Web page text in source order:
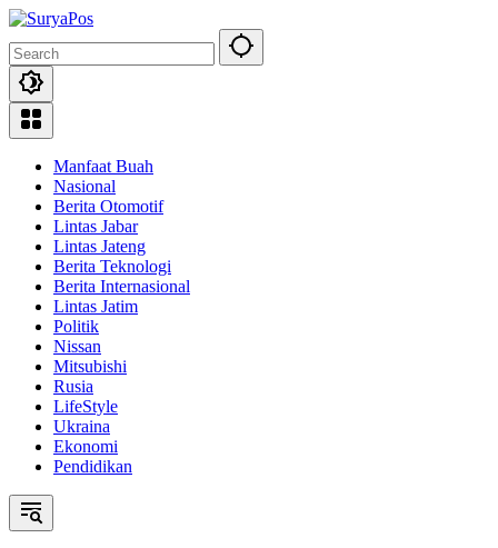
Skip
content
Manfaat Buah
Nasional
Berita Otomotif
Lintas Jabar
Lintas Jateng
Berita Teknologi
Berita Internasional
Lintas Jatim
Politik
Nissan
Mitsubishi
Rusia
LifeStyle
Ukraina
Ekonomi
Pendidikan